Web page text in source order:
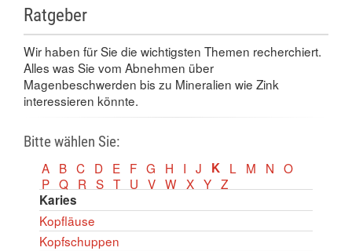
Ratgeber
Wir haben für Sie die wichtigsten Themen recherchiert.
Alles was Sie vom Abnehmen über
Magenbeschwerden bis zu Mineralien wie Zink
interessieren könnte.
Bitte wählen Sie:
A B C D E F G H I J K L M N O
P Q R S T U V W X Y Z
Karies
Kopfläuse
Kopfschuppen